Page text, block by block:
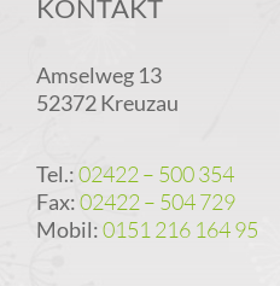
KONTAKT
Amselweg 13
52372 Kreuzau
Tel.:02422 – 500 354
Fax:02422 – 504 729
Mobil:0151 216 164 95